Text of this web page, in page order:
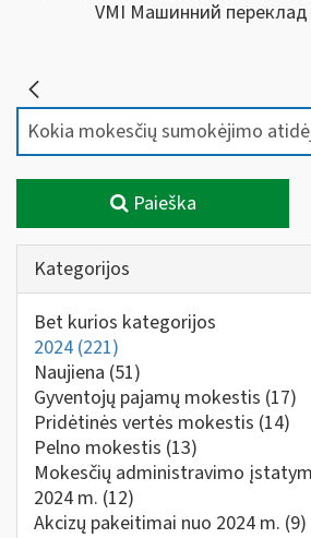
VMI Машинний переклад
Paieška
Kategorijos
Bet kurios kategorijos
2024 (221)
Naujiena (51)
Gyventojų pajamų mokestis (17)
Pridėtinės vertės mokestis (14)
Pelno mokestis (13)
Mokesčių administravimo
2024 m. (12)
Akcizų pakeitimai nuo 2024 m. (9)